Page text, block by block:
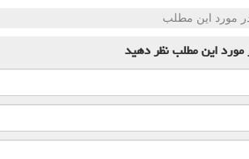
مورد این مطلب
مورد این مطلبنظر دهید